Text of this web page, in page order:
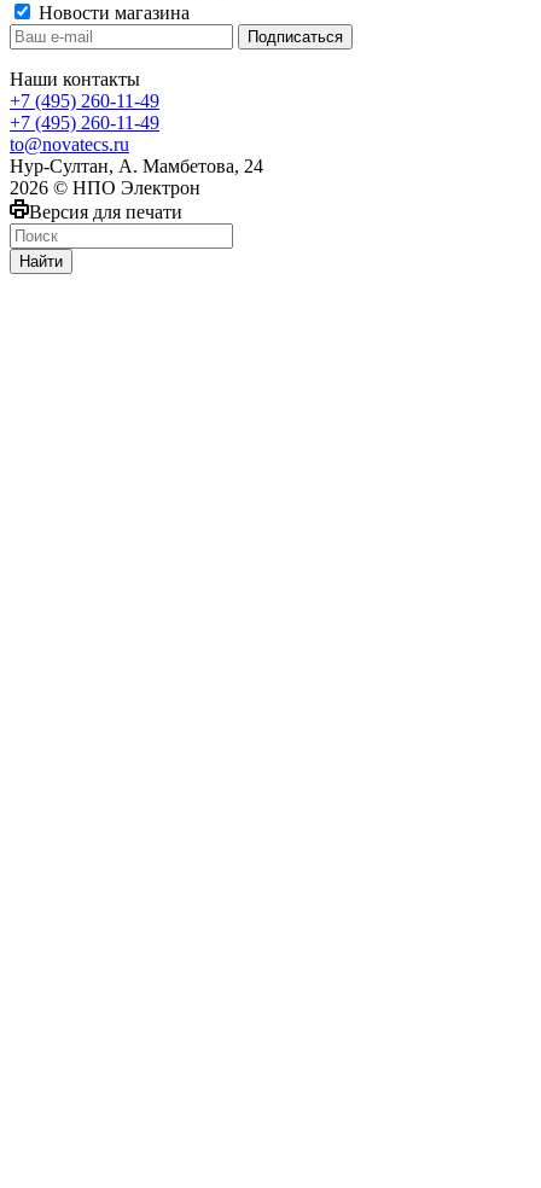
Новости магазина
Наши контакты
+7 (495) 260-11-49
+7 (495) 260-11-49
to@novatecs.ru
Нур-Султан, А. Мамбетова, 24
2026 © НПО Электрон
Версия для печати
Найти